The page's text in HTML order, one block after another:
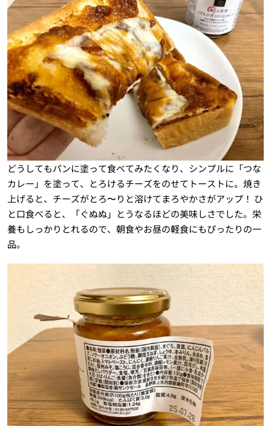
どうしてもパンに塗って食べてみたくなり、シンプルに「つな
カレー」を塗って、とろけるチーズをのせてトーストに。焼き
上げると、チーズがとろ〜りと溶けてまろやかさがアップ！ ひ
と口食べると、「ぐぬぬ」とうなるほどの美味しさでした。栄
養もしっかりとれるので、朝食やお昼の軽食にもぴったりの一
品。